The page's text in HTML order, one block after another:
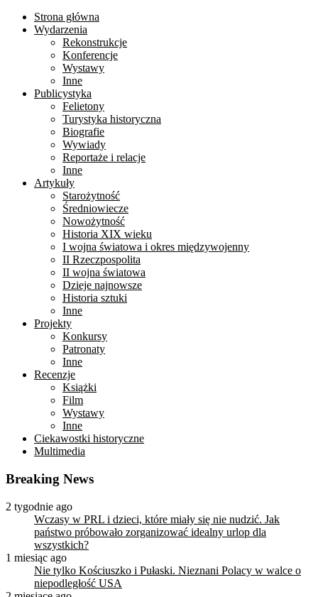
Strona główna
Wydarzenia
Rekonstrukcje
Konferencje
Wystawy
Inne
Publicystyka
Felietony
Turystyka historyczna
Biografie
Wywiady
Reportaże i relacje
Inne
Artykuły
Starożytność
Średniowiecze
Nowożytność
Historia XIX wieku
I wojna światowa i okres międzywojenny
II Rzeczpospolita
II wojna światowa
Dzieje najnowsze
Historia sztuki
Inne
Projekty
Konkursy
Patronaty
Inne
Recenzje
Książki
Film
Wystawy
Inne
Ciekawostki historyczne
Multimedia
Breaking News
2 tygodnie ago
Wczasy w PRL i dzieci, które miały się nie nudzić. Jak
państwo próbowało zorganizować idealny urlop dla
wszystkich?
1 miesiąc ago
Nie tylko Kościuszko i Pułaski. Nieznani Polacy w walce o
niepodległość USA